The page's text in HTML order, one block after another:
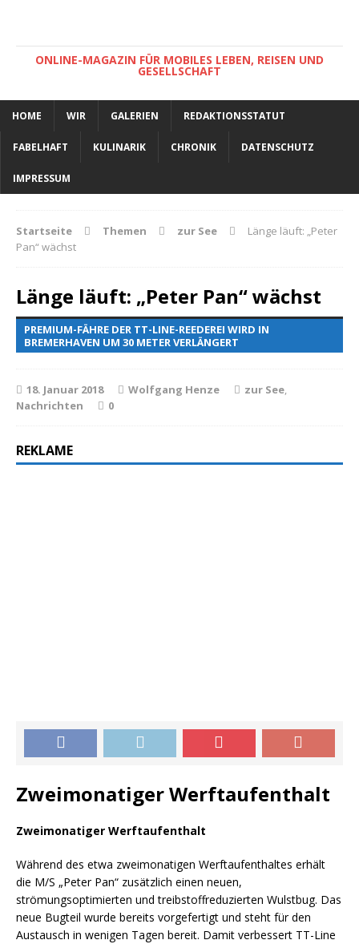
ONLINE-MAGAZIN FÜR MOBILES LEBEN, REISEN UND
GESELLSCHAFT
HOME WIR GALERIEN REDAKTIONSSTATUT
FABELHAFT KULINARIK CHRONIK DATENSCHUTZ
IMPRESSUM
Startseite Themen zur See
Länge läuft: „Peter
Pan“ wächst
Länge läuft: „Peter Pan“ wächst
PREMIUM-FÄHRE DER TT-LINE-REEDEREI WIRD IN
BREMERHAVEN UM 30 METER VERLÄNGERT
18. Januar 2018 Wolfgang Henze zur See,
Nachrichten
0
REKLAME
Zweimonatiger Werftaufenthalt
Zweimonatiger Werftaufenthalt
Während des etwa zweimonatigen Werftaufenthaltes erhält
die M/S „Peter Pan“ zusätzlich einen neuen,
strömungsoptimierten und treibstoffreduzierten Wulstbug. Das
neue Bugteil wurde bereits vorgefertigt und steht für den
Austausch in wenigen Tagen bereit. Damit verbessert TT-Line